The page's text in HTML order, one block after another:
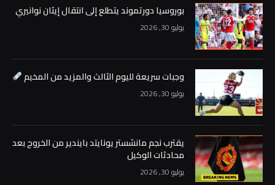
بوروسيا دورتموند يتطلع إلى انتقال إيثان نوانيري
يوليو 30, 2026
وجبات سريعة لليوم الثالث والمزيد من المخيم
يوليو 30, 2026
يقترب نجم مانشستر يونايتد بايندير من الخروج بعد
محادثات الوكيل
يوليو 30, 2026